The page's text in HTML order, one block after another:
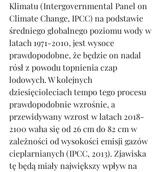
Klimatu (Intergovernmental Panel on
Climate Change, IPCC) na podstawie
średniego globalnego poziomu wody w
latach 1971-2010, jest wysoce
prawdopodobne, że będzie on nadal
rósł z powodu topnienia czap
lodowych. W kolejnych
dziesięcioleciach tempo tego procesu
prawdopodobnie wzrośnie, a
przewidywany wzrost w latach 2018-
2100 waha się od 26 cm do 82 cm w
zależności od wysokości emisji gazów
cieplarnianych (IPCC, 2013). Zjawiska
tę będą miały największy wpływ na